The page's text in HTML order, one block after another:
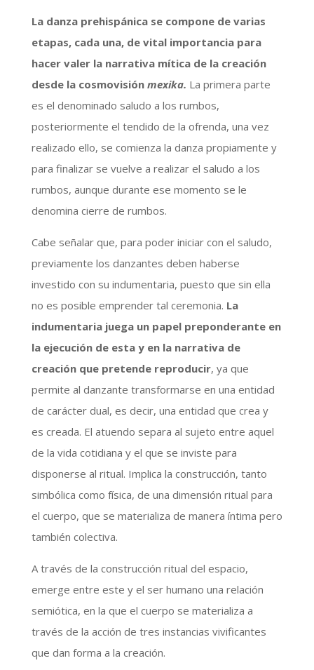
La danza prehispánica se compone de varias
etapas, cada una, de vital importancia para
hacer valer la narrativa mítica de la creación
desde la cosmovisión mexika. La primera parte
es el denominado saludo a los rumbos,
posteriormente el tendido de la ofrenda, una vez
realizado ello, se comienza la danza propiamente y
para finalizar se vuelve a realizar el saludo a los
rumbos, aunque durante ese momento se le
denomina cierre de rumbos.
Cabe señalar que, para poder iniciar con el saludo,
previamente los danzantes deben haberse
investido con su indumentaria, puesto que sin ella
no es posible emprender tal ceremonia. La
indumentaria juega un papel preponderante en
la ejecución de esta y en la narrativa de
creación que pretende reproducir, ya que
permite al danzante transformarse en una entidad
de carácter dual, es decir, una entidad que crea y
es creada. El atuendo separa al sujeto entre aquel
de la vida cotidiana y el que se inviste para
disponerse al ritual. Implica la construcción, tanto
simbólica como física, de una dimensión ritual para
el cuerpo, que se materializa de manera íntima pero
también colectiva.
A través de la construcción ritual del espacio,
emerge entre este y el ser humano una relación
semiótica, en la que el cuerpo se materializa a
través de la acción de tres instancias vivificantes
que dan forma a la creación.